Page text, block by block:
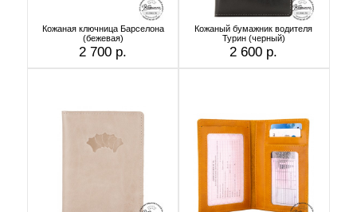
Кожаная ключница Барселона
(бежевая)
2 700 р.
Кожаный бумажник водителя
Турин (черный)
2 600 р.